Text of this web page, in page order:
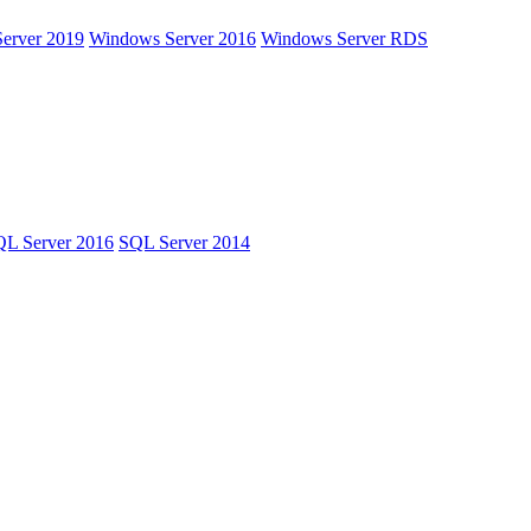
2019 Windows Server 2016 Windows Server RDS
Server 2016 SQL Server 2014